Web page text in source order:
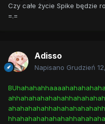
Czy całe życie Spike będzie
=.=
Adisso
Napisano Grudzień